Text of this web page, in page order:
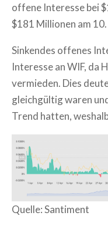
offene Interesse bei
$181 Millionen am 10.
Sinkendes offenes
Interesse an WIF, da
vermieden. Dies
gleichgültig waren
Trend hatten,
Quelle: Santiment